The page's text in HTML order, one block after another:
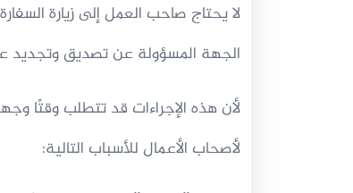
لا يحتاج صاحب العمل إلى زيارة
الجهة المسؤولة عن تصديق وتجديد
لأن هذه الإجراءات قد تتطلب وقتًا
لأصحاب الأعمال للأسباب التالية: